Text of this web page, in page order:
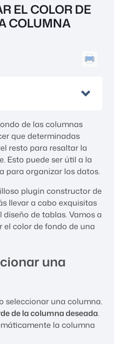
EL COLOR DE
COLUMNA
de las columnas
que determinadas
resto para resaltar la
Esto puede ser útil a la
para organizar los datos.
plugin constructor de
llevar a cabo exquisitas
de tablas. Vamos a
color de fondo de una
una
seleccionar una columna.
de la columna deseada.
la columna